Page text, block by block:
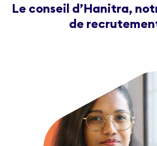
Le conseil d’Hanitra,
de